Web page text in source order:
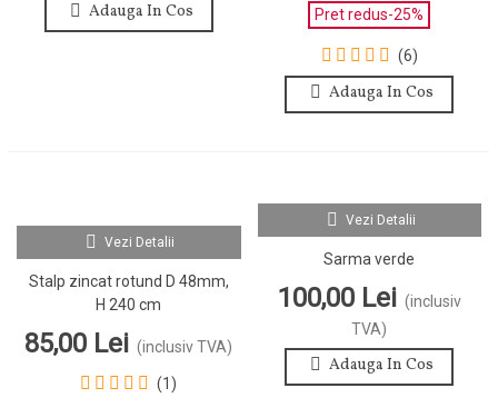
Adauga In Cos
Pret redus-25%
(6)
Adauga In Cos
Vezi Detalii
Stalp zincat rotund D 48mm,
H 240 cm
85,00 Lei (inclusiv TVA)
(1)
Vezi Detalii
Sarma verde
100,00 Lei (inclusiv
TVA)
Adauga In Cos